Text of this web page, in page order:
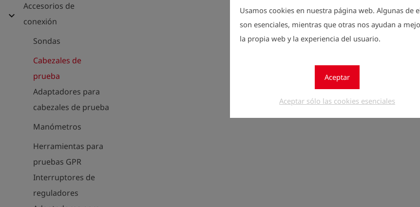
Usamos cookies en nuestra página web. Algunas de
son esenciales, mientras que otras nos ayudan a
la propia web y la experiencia del usuario.
Aceptar
Aceptar sólo las cookies esenciales
expand_more
Accesorios de
conexión
Sondas
Cabezales de
prueba
Adaptadores para
cabezales de prueba
Manómetros
Herramientas para
pruebas GPR
Interruptores de
reguladores
-
sensor